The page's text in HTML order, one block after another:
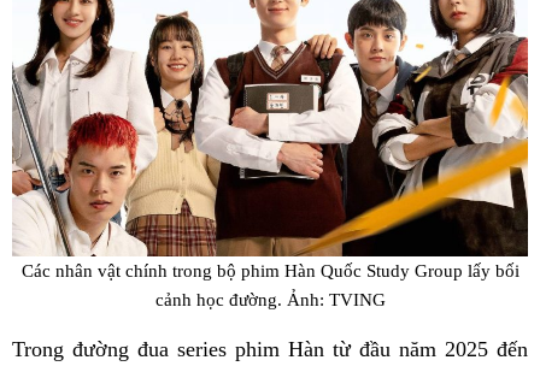
Các nhân vật chính trong bộ phim Hàn Quốc Study Group lấy bối
cảnh học đường. Ảnh: TVING
Trong đường đua series phim Hàn từ đầu năm 2025 đến